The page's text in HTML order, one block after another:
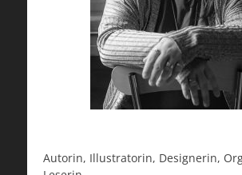
Autorin, Illustratorin, Designerin,